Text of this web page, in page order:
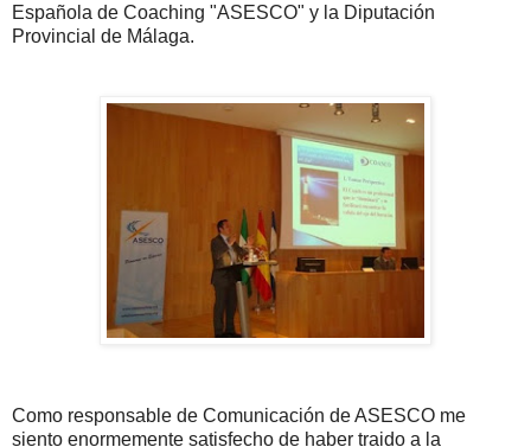
Española de Coaching "ASESCO" y la Diputación
Provincial de Málaga.
Como responsable de Comunicación de ASESCO me
siento enormemente satisfecho de haber traido a la